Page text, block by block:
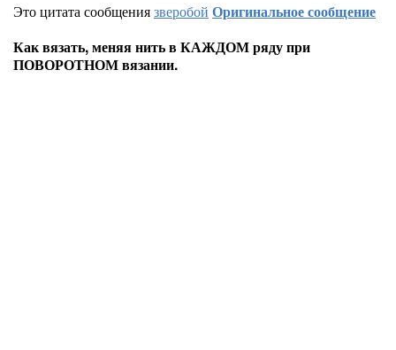
Это цитата сообщениязверобой Оригинальное сообщение
Как вязать, меняя нить в КАЖДОМ ряду при
ПОВОРОТНОМ вязании.